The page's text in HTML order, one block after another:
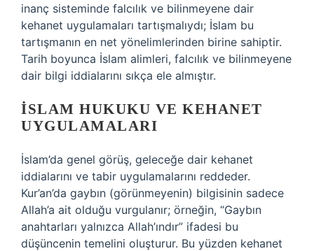
inanç sisteminde falcılık ve bilinmeyene dair
kehanet uygulamaları tartışmalıydı; İslam bu
tartışmanın en net yönelimlerinden birine sahiptir.
Tarih boyunca İslam alimleri, falcılık ve bilinmeyene
dair bilgi iddialarını sıkça ele almıştır.
İSLAM HUKUKU VE KEHANET
UYGULAMALARI
İslam’da genel görüş, geleceğe dair kehanet
iddialarını ve tabir uygulamalarını reddeder.
Kur’an’da gaybın (görünmeyenin) bilgisinin sadece
Allah’a ait olduğu vurgulanır; örneğin, “Gaybın
anahtarları yalnızca Allah’ındır” ifadesi bu
düşüncenin temelini oluşturur. Bu yüzden kehanet